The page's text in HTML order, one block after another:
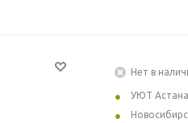
Нет в
УЮТ Астана